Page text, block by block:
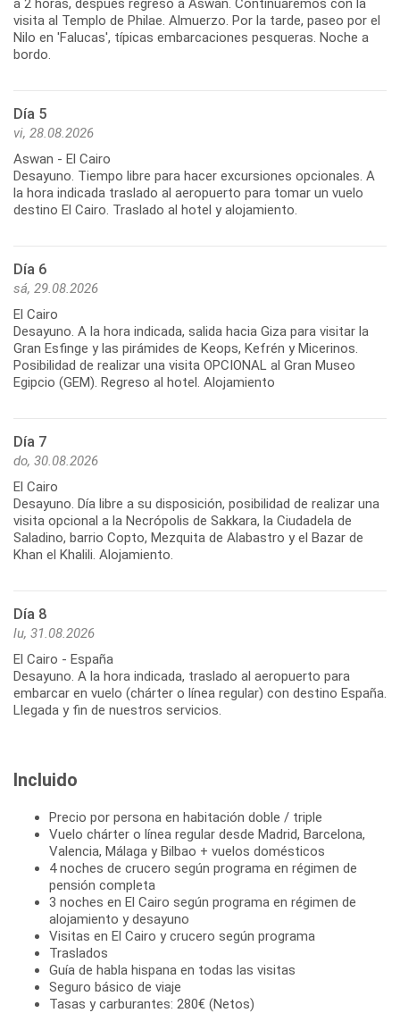
visita al Templo de Philae. Almuerzo. Por la tarde, paseo por el
Nilo en 'Falucas', típicas embarcaciones pesqueras. Noche a
bordo.
Día 5
vi, 28.08.2026
Aswan - El Cairo
Desayuno. Tiempo libre para hacer excursiones opcionales. A
la hora indicada traslado al aeropuerto para tomar un vuelo
destino El Cairo. Traslado al hotel y alojamiento.
Día 6
sá, 29.08.2026
El Cairo
Desayuno. A la hora indicada, salida hacia Giza para visitar la
Gran Esfinge y las pirámides de Keops, Kefrén y Micerinos.
Posibilidad de realizar una visita OPCIONAL al Gran Museo
Egipcio (GEM). Regreso al hotel. Alojamiento
Día 7
do, 30.08.2026
El Cairo
Desayuno. Día libre a su disposición, posibilidad de realizar una
visita opcional a la Necrópolis de Sakkara, la Ciudadela de
Saladino, barrio Copto, Mezquita de Alabastro y el Bazar de
Khan el Khalili. Alojamiento.
Día 8
lu, 31.08.2026
El Cairo - España
Desayuno. A la hora indicada, traslado al aeropuerto para
embarcar en vuelo (chárter o línea regular) con destino España.
Llegada y fin de nuestros servicios.
Incluido
Precio por persona en habitación doble / triple
Vuelo chárter o línea regular desde Madrid, Barcelona,
Valencia, Málaga y Bilbao + vuelos domésticos
4 noches de crucero según programa en régimen de
pensión completa
3 noches en El Cairo según programa en régimen de
alojamiento y desayuno
Visitas en El Cairo y crucero según programa
Traslados
Guía de habla hispana en todas las visitas
Seguro básico de viaje
Tasas y carburantes: 280€ (Netos)